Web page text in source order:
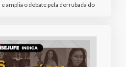
amplia o debate pela derrubada do